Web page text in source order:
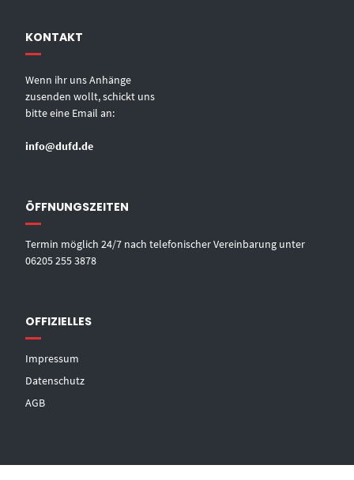
KONTAKT
Wenn ihr uns Anhänge
zusenden wollt, schickt uns
bitte eine Email an:
info@dufd.de
ÖFFNUNGSZEITEN
Termin möglich 24/7 nach telefonischer Vereinbarung unter
06205 255 3878
OFFIZIELLES
Impressum
Datenschutz
AGB